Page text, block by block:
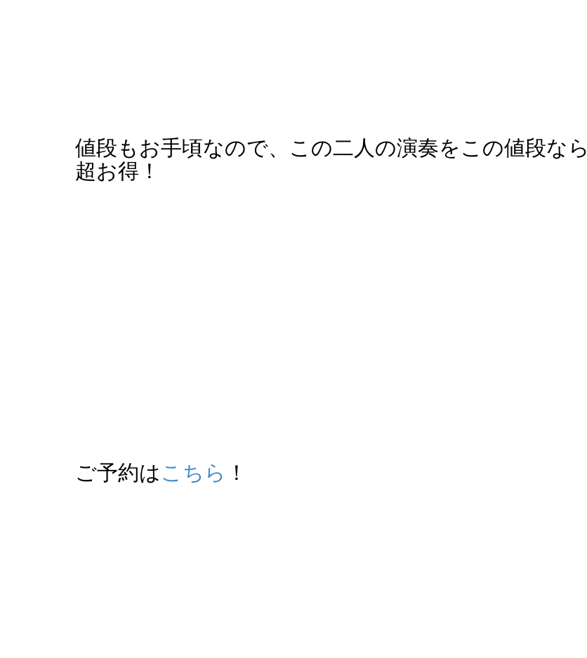
値段もお手頃なので、この二人の演奏をこの値段なら
超お得！
ご予約は こちら ！